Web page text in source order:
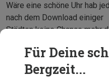
Bergzeit Kunde
Wäre eine schöne Uhr hab
nach dem Download einiger
Städten keine Chance mehr
verbindenFür Deine
Bergzeit...